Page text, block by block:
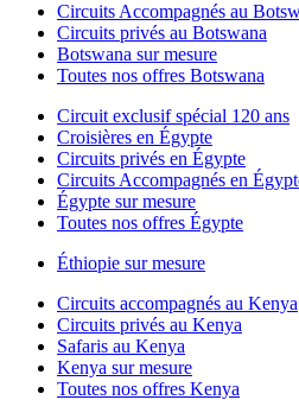
Circuits Accompagnés au
Circuits privés au Botswana
Botswana sur mesure
Toutes nos offres Botswana
Circuit exclusif spécial 120 ans
Croisières en Égypte
Circuits privés en Égypte
Circuits Accompagnés en
Égypte sur mesure
Toutes nos offres Égypte
Éthiopie sur mesure
Circuits accompagnés au Kenya
Circuits privés au Kenya
Safaris au Kenya
Kenya sur mesure
Toutes nos offres Kenya